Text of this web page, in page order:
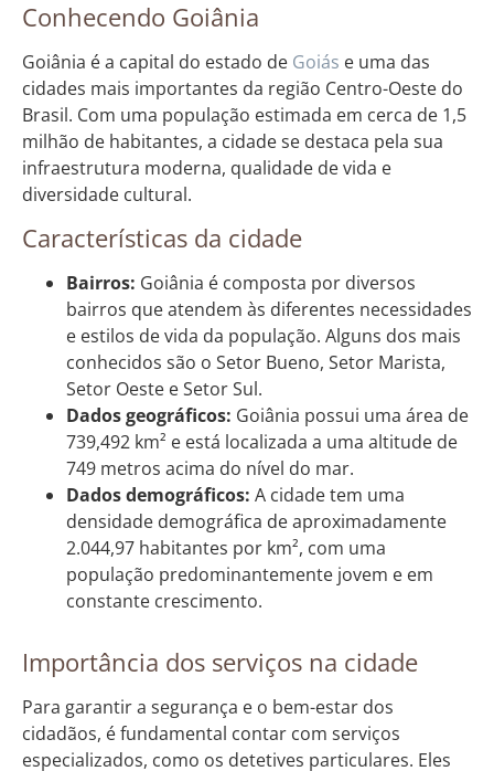
Conhecendo Goiânia
Goiânia é a capital do estado de Goiás e uma das
cidades mais importantes da região Centro-Oeste do
Brasil. Com uma população estimada em cerca de 1,5
milhão de habitantes, a cidade se destaca pela sua
infraestrutura moderna, qualidade de vida e
diversidade cultural.
Características da cidade
Bairros: Goiânia é composta por diversos
bairros que atendem às diferentes necessidades
e estilos de vida da população. Alguns dos mais
conhecidos são o Setor Bueno, Setor Marista,
Setor Oeste e Setor Sul.
Dados geográficos: Goiânia possui uma área de
739,492 km² e está localizada a uma altitude de
749 metros acima do nível do mar.
Dados demográficos: A cidade tem uma
densidade demográfica de aproximadamente
2.044,97 habitantes por km², com uma
população predominantemente jovem e em
constante crescimento.
Importância dos serviços na cidade
Para garantir a segurança e o bem-estar dos
cidadãos, é fundamental contar com serviços
especializados, como os detetives particulares. Eles